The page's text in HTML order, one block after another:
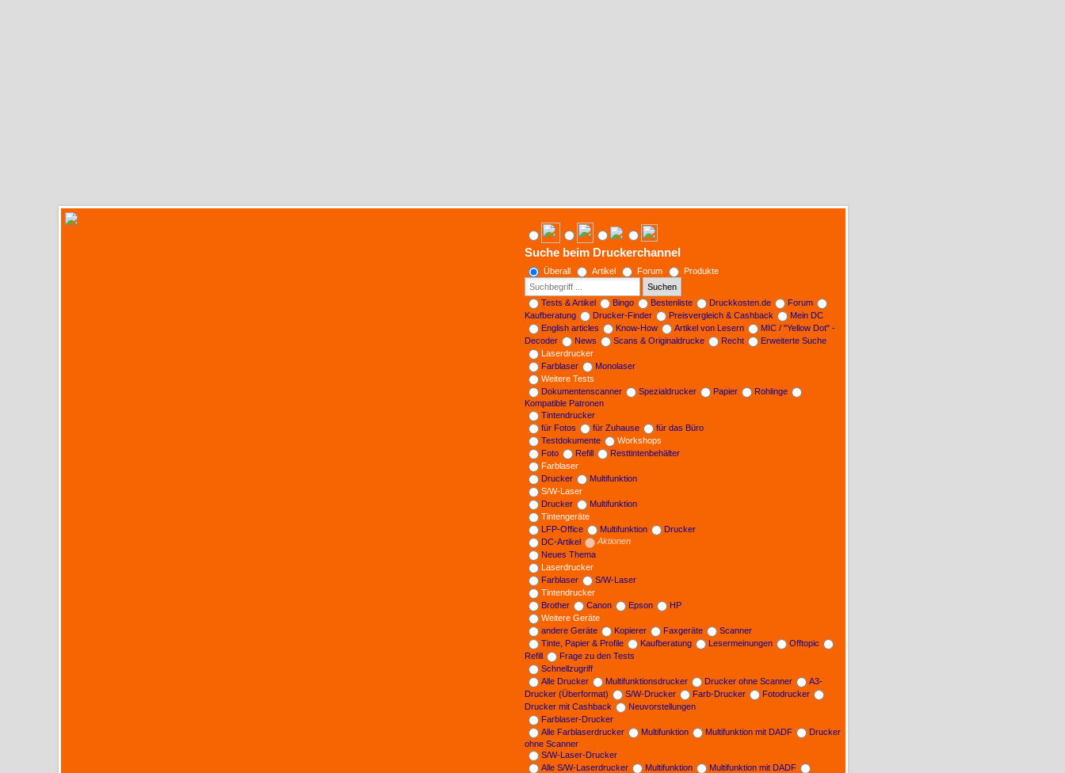
Suche beim Druckerchannel
Überall Artikel Forum
Produkte
Suchen
Tests & Artikel
Bingo Bestenliste Druckkosten.de
Forum
Kaufberatung
Drucker-Finder Preisvergleich & Cashback
Mein DC
English articles
Know-How Artikel von Lesern
MIC / "Yellow Dot" -
Decoder
News Scans & Originaldrucke Recht
Erweiterte Suche
Laserdrucker
Farblaser
Monolaser
Weitere Tests
Dokumentenscanner
Spezialdrucker Papier
Rohlinge
Kompatible Patronen
Tintendrucker
für Fotos
für Zuhause
für das Büro
Testdokumente
Workshops
Foto
Refill
Resttintenbehälter
Farblaser
Drucker
Multifunktion
S/W-Laser
Drucker
Multifunktion
Tintengeräte
LFP-Office
Multifunktion
Drucker
DC-Artikel
Aktionen
Neues Thema
Laserdrucker
Farblaser
S/W-Laser
Tintendrucker
Brother
Canon Epson
HP
Weitere Geräte
andere Geräte
Kopierer Faxgeräte
Scanner
Tinte, Papier & Profile
Kaufberatung Lesermeinungen
Offtopic
Refill
Frage zu den Tests
Schnellzugriff
Alle Drucker
Multifunktionsdrucker Drucker ohne Scanner
A3-
Drucker (Überformat)
S/W-Drucker Farb-Drucker
Fotodrucker
Drucker mit Cashback
Neuvorstellungen
Farblaser-Drucker
Alle Farblaserdrucker
Multifunktion Multifunktion mit DADF
Drucker
ohne Scanner
S/W-Laser-Drucker
Alle S/W-Laserdrucker
Multifunktion
Multifunktion mit DADF